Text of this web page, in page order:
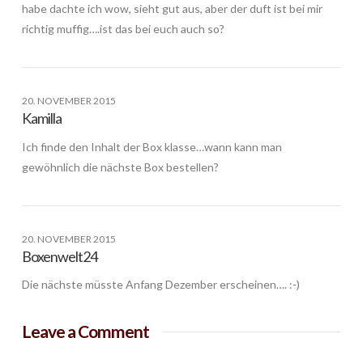
habe dachte ich wow, sieht gut aus, aber der duft ist bei mir
richtig muffig….ist das bei euch auch so?
20. NOVEMBER 2015
Kamilla
Ich finde den Inhalt der Box klasse…wann kann man
gewöhnlich die nächste Box bestellen?
20. NOVEMBER 2015
Boxenwelt24
Die nächste müsste Anfang Dezember erscheinen…. :-)
Leave a Comment